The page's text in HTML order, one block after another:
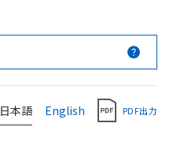
日本語 English PDF出力